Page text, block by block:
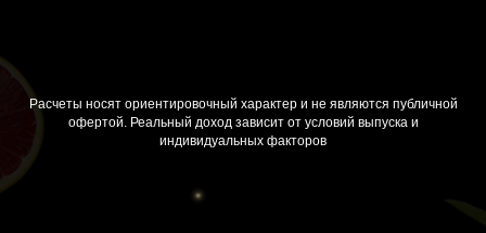
Расчеты носят ориентировочный характер и не являются публичной
офертой. Реальный доход зависит от условий выпуска и
индивидуальных факторов